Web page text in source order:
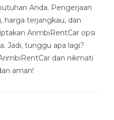
Anda. Pengerjaan
harga terjangkau, dan
ArimbiRentCar opsi
Jadi, tunggu apa lagi?
dan nikmati
aman!